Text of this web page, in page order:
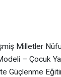
Milletler
– Çocuk
Güçlenme